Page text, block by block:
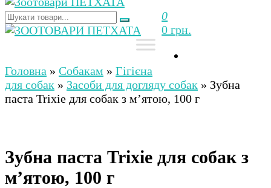
Зоотовари ПЕТХАТА
Зоомагазин для собак та котів | Корм, іграшки,
аксесуари та догляд за тваринами. Доставка по
0
0 грн.
Зоомагазин для собак та котів | Корм, іграшки,
аксесуари та догляд за тваринами. Доставка по
Україні
Головна » Собакам » Гігієна
для собак » Засоби для догляду собак » Зубна
паста Trixie для собак з м’ятою, 100 г
Зубна паста Trixie для собак з
м’ятою, 100 г